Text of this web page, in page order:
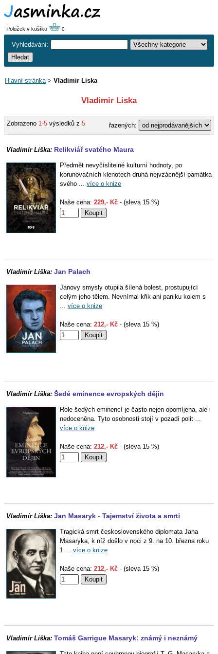
Položek v košíku 0
Vyhledávání:
Hlavní stránka> Vladimir Liska
Vladimir Liska
Zobrazeno 1-5 výsledků z 5 řazených:
Vladimír Liška: Relikviář svatého Maura
Předmět nevyčíslitelné kulturní hodnoty, po
korunovačních klenotech druhá nejvzácnější památka
svého ... více o knize
Naše cena: 229,- Kč - (sleva 15 %)
Vladimír Liška: Jan Palach
Janovy smysly otupila šílená bolest, prostupující
celým jeho tělem. Nevnímal křik ani paniku kolem s
... více o knize
Naše cena: 212,- Kč - (sleva 15 %)
Vladimír Liška: Šedé eminence evropských dějin
Role šedých eminencí je často nejen opomíjena, ale i
nedoceněna. Tyto osobnosti stojí v pozadí polit ...
více o knize
Naše cena: 212,- Kč - (sleva 15 %)
Vladimír Liška: Jan Masaryk - Tajemství života a smrti
Tragická smrt československého diplomata Jana
Masaryka, k níž došlo v noci z 9. na 10. března roku
1 ... více o knize
Naše cena: 212,- Kč - (sleva 15 %)
Vladimír Liška: Tomáš Garrigue Masaryk: známý i neznámý